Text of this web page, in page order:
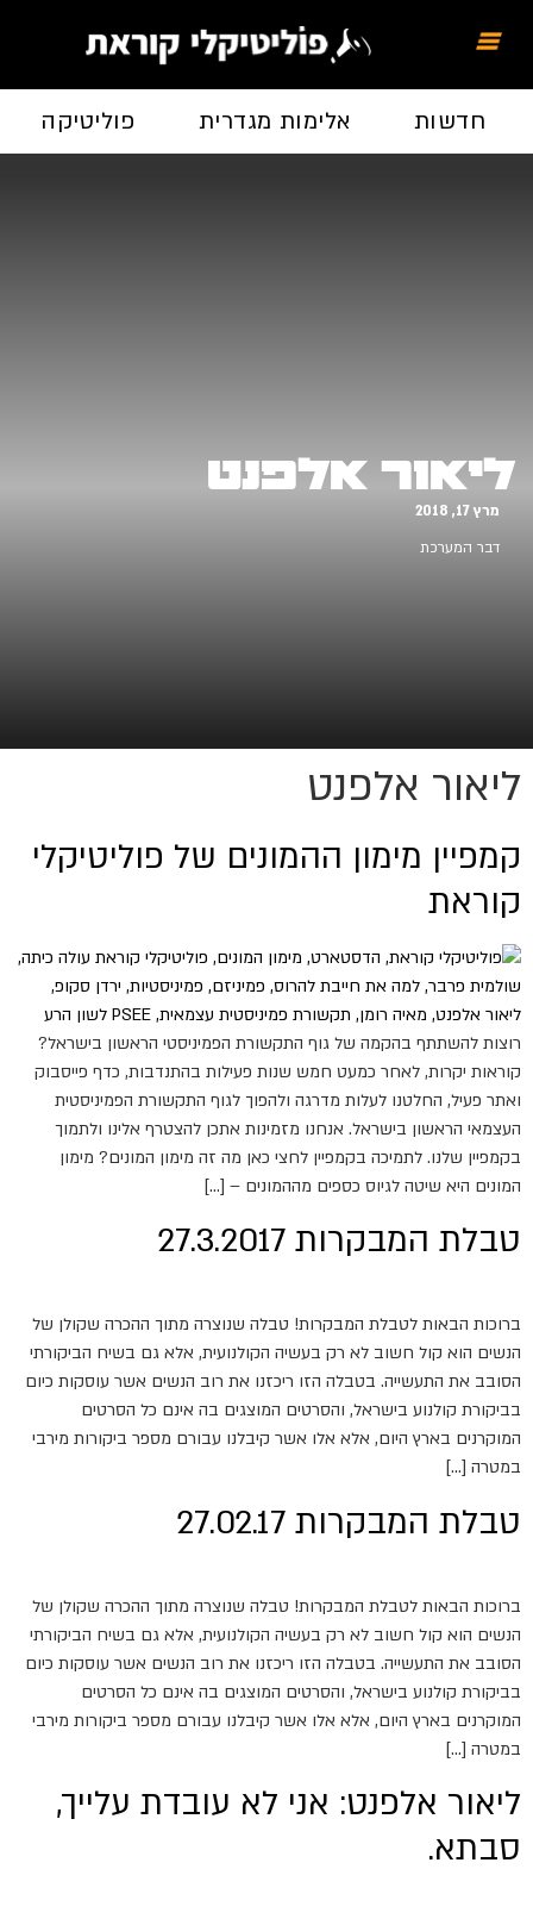
חדשות אלימות מגדרית פוליטיקה
ליאור אלפנט
מרץ 17, 2018
דבר המערכת
ליאור אלפנט
קמפיין מימון ההמונים של פוליטיקלי
קוראת
רוצות להשתתף בהקמה של גוף התקשורת הפמיניסטי הראשון בישראל?
קוראות יקרות, לאחר כמעט חמש שנות פעילות בהתנדבות, כדף פייסבוק
ואתר פעיל, החלטנו לעלות מדרגה ולהפוך לגוף התקשורת הפמיניסטית
העצמאי הראשון בישראל. אנחנו מזמינות אתכן להצטרף אלינו ולתמוך
בקמפיין שלנו. לתמיכה בקמפיין לחצי כאן מה זה מימון המונים? מימון
המונים היא שיטה לגיוס כספים מההמונים – […]
טבלת המבקרות 27.3.2017
ברוכות הבאות לטבלת המבקרות! טבלה שנוצרה מתוך ההכרה שקולן של
הנשים הוא קול חשוב לא רק בעשיה הקולנועית, אלא גם בשיח הביקורתי
הסובב את התעשייה. בטבלה הזו ריכזנו את רוב הנשים אשר עוסקות כיום
בביקורת קולנוע בישראל, והסרטים המוצגים בה אינם כל הסרטים
המוקרנים בארץ היום, אלא אלו אשר קיבלנו עבורם מספר ביקורות מירבי
במטרה […]
טבלת המבקרות 27.02.17
ברוכות הבאות לטבלת המבקרות! טבלה שנוצרה מתוך ההכרה שקולן של
הנשים הוא קול חשוב לא רק בעשיה הקולנועית, אלא גם בשיח הביקורתי
הסובב את התעשייה. בטבלה הזו ריכזנו את רוב הנשים אשר עוסקות כיום
בביקורת קולנוע בישראל, והסרטים המוצגים בה אינם כל הסרטים
המוקרנים בארץ היום, אלא אלו אשר קיבלנו עבורם מספר ביקורות מירבי
במטרה […]
ליאור אלפנט: אני לא עובדת עלייך,
סבתא.